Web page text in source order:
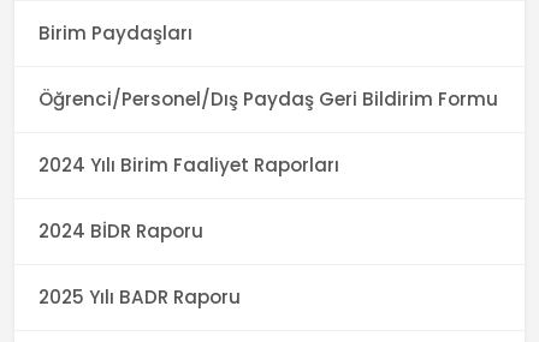
Birim Paydaşları
Öğrenci/Personel/Dış Paydaş Geri Bildirim Formu
2024 Yılı Birim Faaliyet Raporları
2024 BİDR Raporu
2025 Yılı BADR Raporu